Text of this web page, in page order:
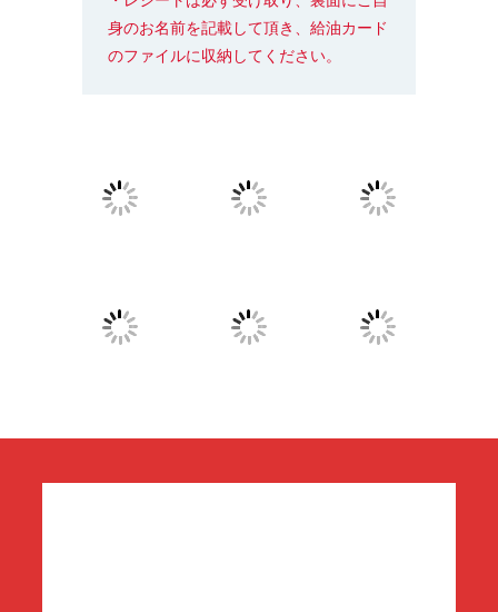
身のお名前を記載して頂き、給油カード
のファイルに収納してください。